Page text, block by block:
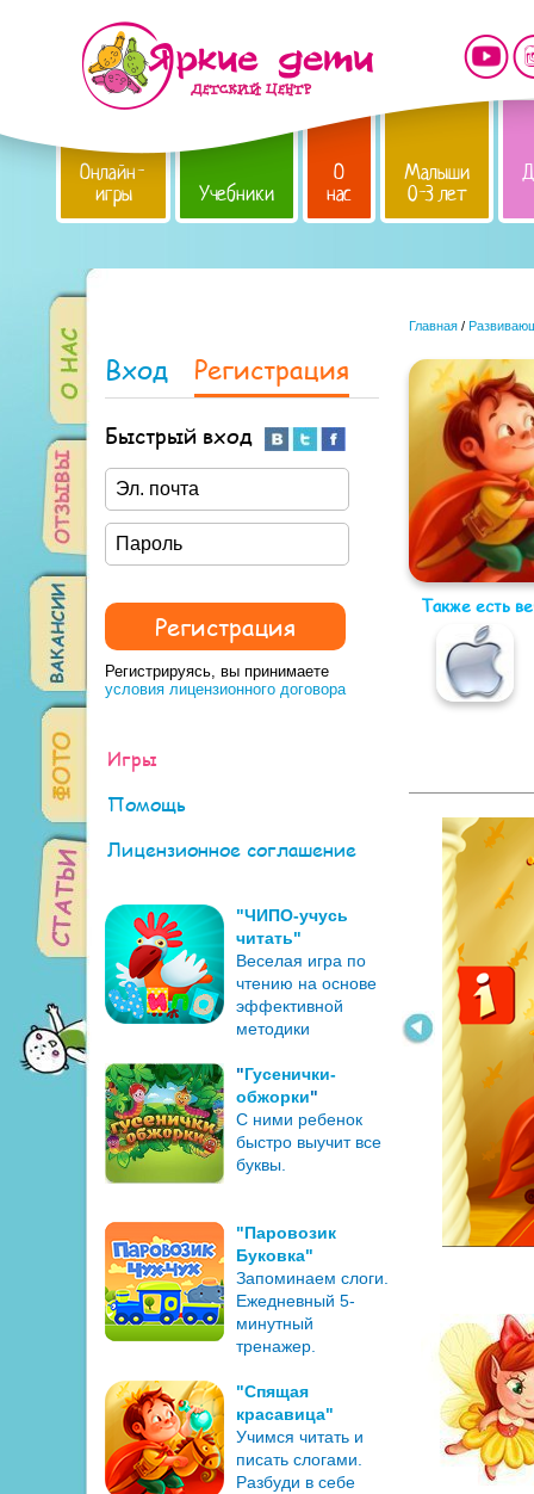
Онлайн-
игры Учебники
О
нас
Малыши
0-3 лет
Вход Регистрация
Быстрый вход
Регистрируясь, вы принимаете
условия лицензионного договора
Игры
Помощь
Лицензионное соглашение
"ЧИПО-учусь
читать"
Веселая игра по
чтению на основе
эффективной
методики
"Гусенички-
обжорки"
С ними ребенок
быстро выучит все
буквы.
"Паровозик
Буковка"
Запоминаем слоги.
Ежедневный 5-
минутный
тренажер.
"Спящая
красавица"
Учимся читать и
писать слогами.
Разбуди в себе
Главная /
Также есть